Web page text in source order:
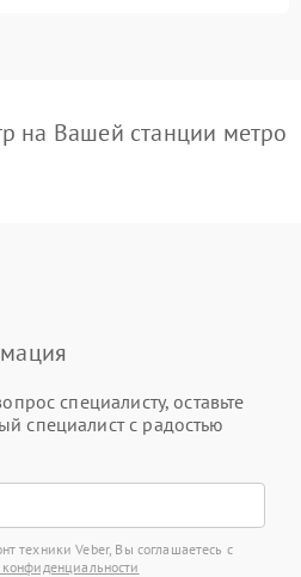
на Вашей станции метро
специалисту, оставьте
специалист с радостью
техники Veber, Вы соглашаетесь с